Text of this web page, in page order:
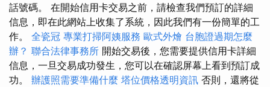
話號碼。 在開始信用卡交易之前，請檢查我們預訂的詳細
信息，即在此網站上收集了系統，因此我們有一份簡單的工
作。 全瓷冠 專業打掃阿姨服務 歐式外燴 台胞證過期怎麼
辦？ 聯合法律事務所 開始交易後，您需要提供信用卡詳細
信息，一旦交易成功發生，您可以在確認屏幕上看到預訂成
功。 辦護照需要準備什麼 塔位價格透明資訊 否則，還將從